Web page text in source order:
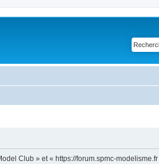
Club » et « https://forum.spmc-modelisme.fr